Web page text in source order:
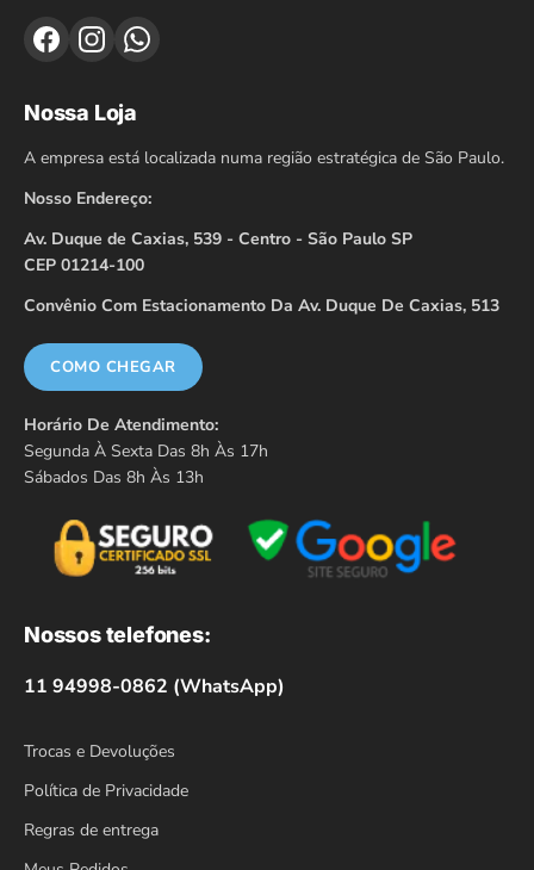
Nossa Loja
A empresa está localizada numa região estratégica de São Paulo.
Nosso Endereço:
Av. Duque de Caxias, 539 - Centro - São Paulo SP
CEP 01214-100
Convênio Com Estacionamento Da Av. Duque De Caxias, 513
COMO CHEGAR
Horário De Atendimento:
Segunda À Sexta Das 8h Às 17h
Sábados Das 8h Às 13h
Nossos telefones:
11 94998-0862 (WhatsApp)
Trocas e Devoluções
Política de Privacidade
Regras de entrega